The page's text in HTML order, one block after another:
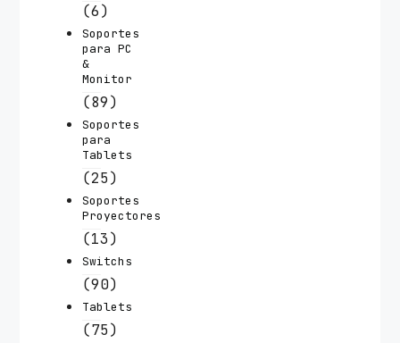
(6)
Soportes
para PC
&
Monitor
(89)
Soportes
para
Tablets
(25)
Soportes
Proyectores
(13)
Switchs
(90)
Tablets
(75)